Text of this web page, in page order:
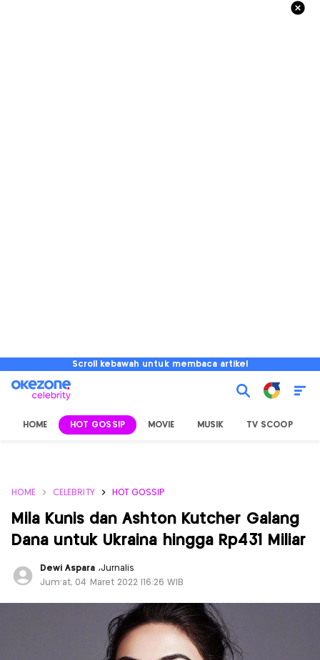
Scroll kebawah untuk membaca artikel
HOME HOT GOSSIP MOVIE MUSIK TV SCOOP
HOME CELEBRITY HOT GOSSIP
Mila Kunis dan Ashton Kutcher Galang
Dana untuk Ukraina hingga Rp431 Miliar
Dewi Aspara ,Jurnalis
Jum'at, 04 Maret 2022 |16:26 WIB